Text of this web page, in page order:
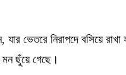
ভেতরে নিরাপদে বসিয়ে
মন ছুঁয়ে গেছে।